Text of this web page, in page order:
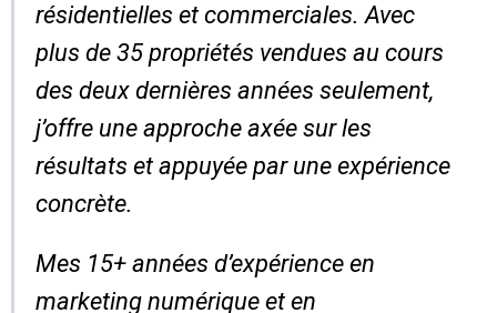
résidentielles et commerciales. Avec
plus de 35 propriétés vendues au cours
des deux dernières années seulement,
j’offre une approche axée sur les
résultats et appuyée par une expérience
concrète.
Mes 15+ années d’expérience en
marketing numérique et en